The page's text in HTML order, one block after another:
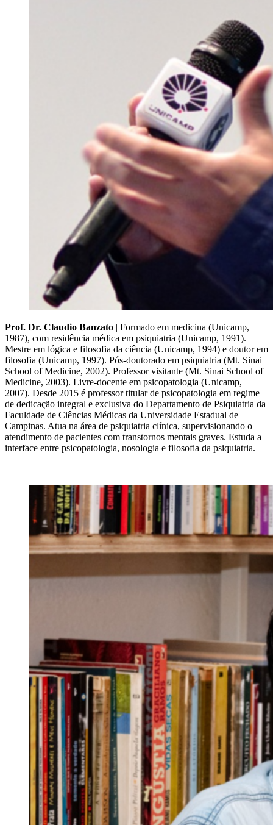
Prof. Dr. Claudio Banzato | Formado em medicina (Unicamp,
1987), com residência médica em psiquiatria (Unicamp, 1991).
Mestre em lógica e filosofia da ciência (Unicamp, 1994) e doutor em
filosofia (Unicamp, 1997). Pós-doutorado em psiquiatria (Mt. Sinai
School of Medicine, 2002). Professor visitante (Mt. Sinai School of
Medicine, 2003). Livre-docente em psicopatologia (Unicamp,
2007). Desde 2015 é professor titular de psicopatologia em regime
de dedicação integral e exclusiva do Departamento de Psiquiatria da
Faculdade de Ciências Médicas da Universidade Estadual de
Campinas. Atua na área de psiquiatria clínica, supervisionando o
atendimento de pacientes com transtornos mentais graves. Estuda a
interface entre psicopatologia, nosologia e filosofia da psiquiatria.